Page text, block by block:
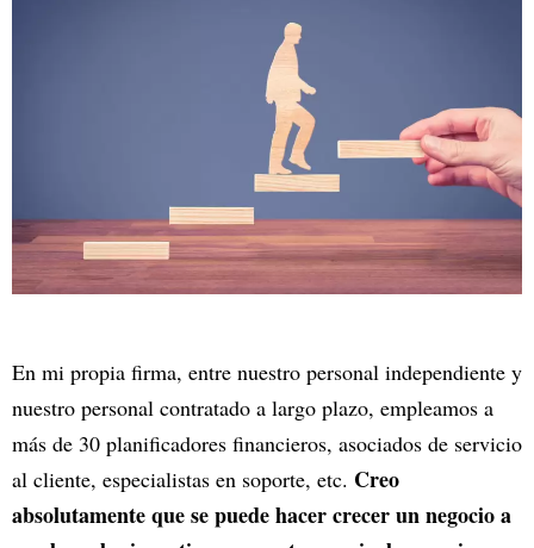
En mi propia firma, entre nuestro personal independiente y
nuestro personal contratado a largo plazo, empleamos a
más de 30 planificadores financieros, asociados de servicio
al cliente, especialistas en soporte, etc. Creo
absolutamente que se puede hacer crecer un negocio a